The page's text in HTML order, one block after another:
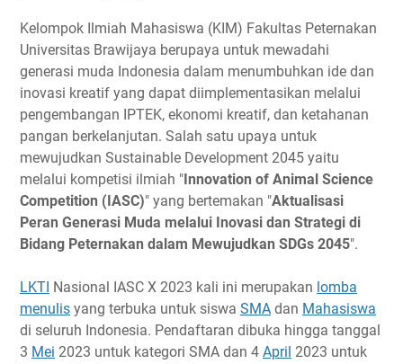
Tema dan Subtema
Timeline
Ketentuan Peserta SMA
Ketentuan Peserta Mahasiswa
Biaya Pendaftaran
Hadiah
Link Penting
Narahubung
Kelompok Ilmiah Mahasiswa (KIM) Fakultas Peternakan
Universitas Brawijaya berupaya untuk mewadahi
generasi muda Indonesia dalam menumbuhkan ide dan
inovasi kreatif yang dapat diimplementasikan melalui
pengembangan IPTEK, ekonomi kreatif, dan ketahanan
pangan berkelanjutan. Salah satu upaya untuk
mewujudkan Sustainable Development 2045 yaitu
melalui kompetisi ilmiah " Innovation of Animal Science
Competition (IASC)" yang bertemakan "Aktualisasi
Peran Generasi Muda melalui Inovasi dan Strategi di
Bidang Peternakan dalam Mewujudkan SDGs 2045".
LKTI Nasional IASC X 2023 kali ini merupakan lomba
menulis yang terbuka untuk siswa SMA dan Mahasiswa
di seluruh Indonesia. Pendaftaran dibuka hingga tanggal
3 Mei 2023 untuk kategori SMA dan 4 April 2023 untuk